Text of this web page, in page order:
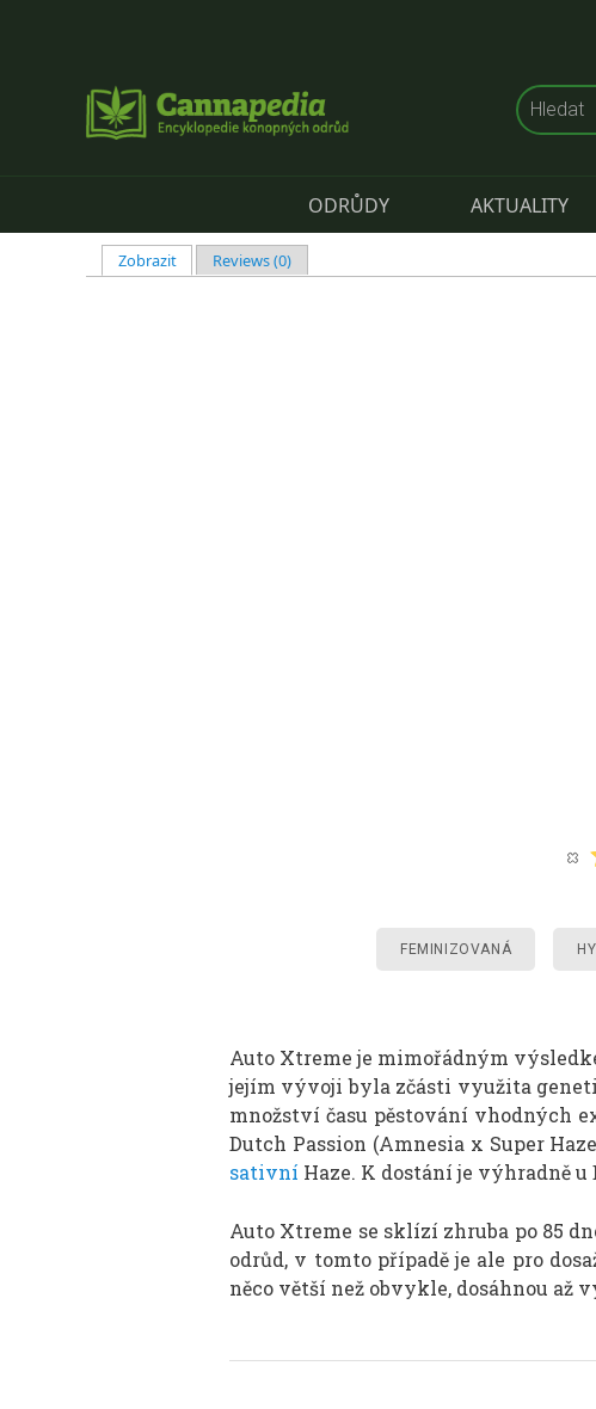
ODRŮDY AKTUALITY
Hlavní záložky
Zobrazit(aktivní záložka)
Reviews (0)
FEMINIZOVANÁ
Auto Xtreme je mimořádným
jejím vývoji byla zčásti využita
množství času pěstování vhodných
Dutch Passion (Amnesia x Super
sativní Haze. K dostání je výhradně u
Auto Xtreme se sklízí zhruba po 85
odrůd, v tomto případě je ale pro
něco větší než obvykle, dosáhnou až